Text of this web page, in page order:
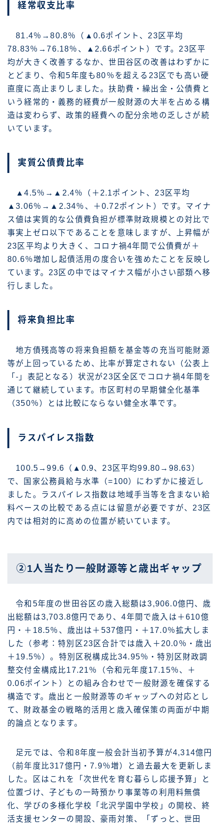
経常収支比率
81.4％→80.8％（▲0.6ポイント、23区平均
78.83％→76.18％、▲2.66ポイント）です。23区平
均が大きく改善するなか、世田谷区の改善はわずかに
とどまり、令和5年度も80％を超える23区でも高い硬
直度に高止まりしました。扶助費・繰出金・公債費と
いう経常的・義務的経費が一般財源の大半を占める構
造は変わらず、政策的経費への配分余地の乏しさが続
いています。
実質公債費比率
▲4.5％→▲2.4％（＋2.1ポイント、23区平均
▲3.06％→▲2.34％、＋0.72ポイント）です。マイナ
ス値は実質的な公債費負担が標準財政規模との対比で
事実上ゼロ以下であることを意味しますが、上昇幅が
23区平均より大きく、コロナ禍4年間で公債費が＋
80.6％増加し起債活用の度合いを強めたことを反映し
ています。23区の中ではマイナス幅が小さい部類へ移
行しました。
将来負担比率
地方債残高等の将来負担額を基金等の充当可能財源
等が上回っているため、比率が算定されない（公表上
「-」表記となる）状況が23区全区でコロナ禍4年間を
通じて継続しています。市区町村の早期健全化基準
（350％）とは比較にならない健全水準です。
ラスパイレス指数
100.5→99.6（▲0.9、23区平均99.80→98.63）
で、国家公務員給与水準（=100）にわずかに接近し
ました。ラスパイレス指数は地域手当等を含まない給
料ベースの比較である点には留意が必要ですが、23区
内では相対的に高めの位置が続いています。
②1人当たり一般財源等と歳出ギャップ
令和5年度の世田谷区の歳入総額は3,906.0億円、歳
出総額は3,703.8億円であり、4年間で歳入は＋610億
円・＋18.5％、歳出は＋537億円・＋17.0％拡大しま
した（参考：特別区23区合計では歳入＋20.0％・歳出
＋19.5％）。特別区税構成比34.95％・特別区財政調
整交付金構成比17.21％（令和元年度17.15％、＋
0.06ポイント）との組み合わせで一般財源を確保する
構造です。歳出と一般財源等のギャップへの対応とし
て、財政基金の戦略的活用と歳入確保策の両面が中期
的論点となります。
足元では、令和8年度一般会計当初予算が4,314億円
（前年度比317億円・7.9％増）と過去最大を更新しま
した。区はこれを「次世代を育む暮らし応援予算」と
位置づけ、子どもの一時預かり事業等の利用料無償
化、学びの多様化学校「北沢学園中学校」の開校、終
活支援センターの開設、豪雨対策、「ずっと、世田